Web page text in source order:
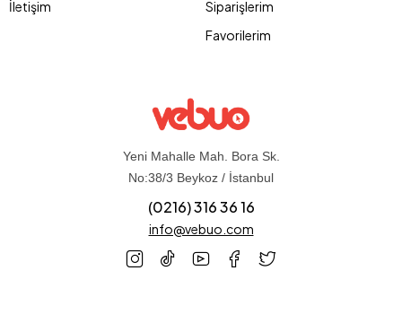
Yeni Mahalle Mah. Bora Sk.
No:38/3 Beykoz / İstanbul
(0216) 316 36 16
info@vebuo.com
İletişim
Siparişlerim
Favorilerim